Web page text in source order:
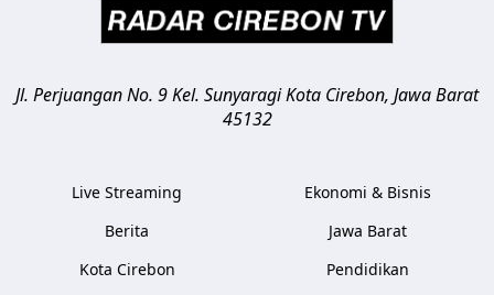
Jl. Perjuangan No. 9 Kel. SunyaragiKota Cirebon, Jawa Barat
45132
Live Streaming
Berita
Kota Cirebon
Ekonomi & Bisnis
Jawa Barat
Pendidikan